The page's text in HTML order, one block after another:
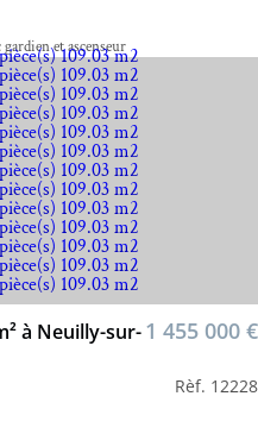
et ascenseur
à Neuilly-sur-1 455 000 €
Rèf. 12228